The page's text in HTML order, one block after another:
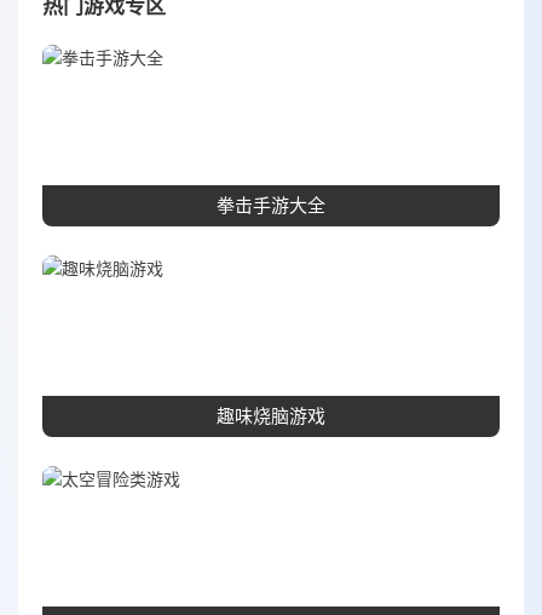
拳击手游大全
趣味烧脑游戏